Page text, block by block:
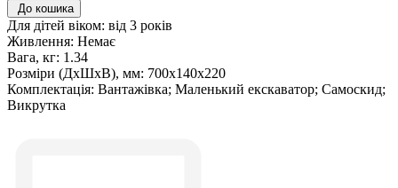
До кошика
Для дітей віком: від 3 років
Живлення: Немає
Вага, кг: 1.34
Розміри (ДxШxВ), мм: 700х140х220
Комплектація: Вантажівка; Маленький екскаватор; Самоскид;
Викрутка